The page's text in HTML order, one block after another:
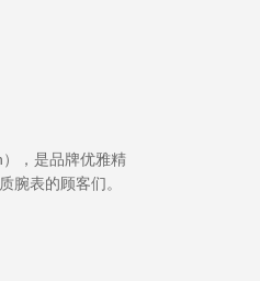
，是品牌优雅精
腕表的顾客们。